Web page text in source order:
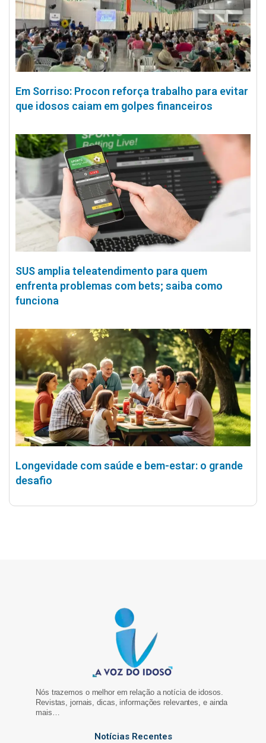
Em Sorriso: Procon reforça trabalho para evitar
que idosos caiam em golpes financeiros
SUS amplia teleatendimento para quem
enfrenta problemas com bets; saiba como
funciona
Longevidade com saúde e bem-estar: o grande
desafio
Nós trazemos o melhor em relação a notícia de idosos.
Revistas, jornais, dicas, informações relevantes, e ainda
mais…
Notícias Recentes